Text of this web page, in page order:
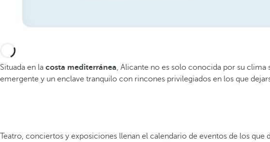
Situada en la costa mediterránea, Alicante no es solo conocida por su clima
emergente y un enclave tranquilo con rincones privilegiados en los que
Teatro, conciertos y exposiciones llenan el calendario de eventos de los